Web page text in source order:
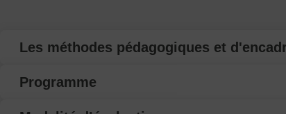
Les méthodes pédagogiques et
Programme